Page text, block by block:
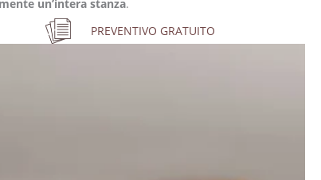
un’intera stanza.
PREVENTIVO GRATUITO